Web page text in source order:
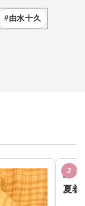
由水十久
夏着